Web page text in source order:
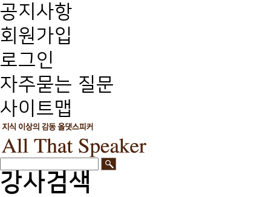
공지사항
회원가입
로그인
자주묻는 질문
사이트맵
강사검색